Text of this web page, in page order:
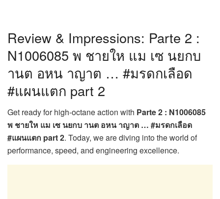
Review & Impressions: Parte 2 :
N1006085 พ ชายให แม เซ นยกบ
านต อหน าญาต … #มรดกเลือด
#แผนแตก part 2
Get ready for high-octane action with Parte 2 : N1006085
พ ชายให แม เซ นยกบ านต อหน าญาต … #มรดกเลือด
#แผนแตก part 2. Today, we are diving into the world of
performance, speed, and engineering excellence.